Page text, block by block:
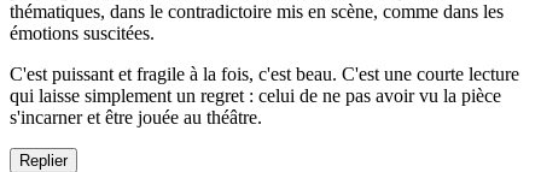
thématiques, dans le contradictoire mis en scène, comme dans les
émotions suscitées.
C'est puissant et fragile à la fois, c'est beau. C'est une courte lecture
qui laisse simplement un regret : celui de ne pas avoir vu la pièce
s'incarner et être jouée au théâtre.
Replier